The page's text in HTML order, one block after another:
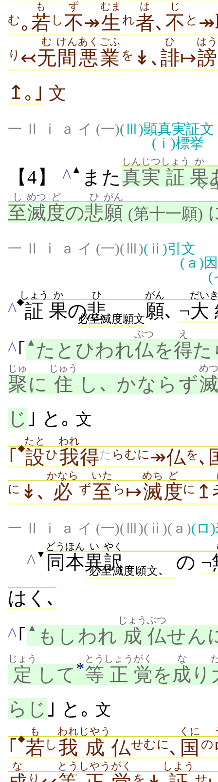
む｡若
も
し 不
ず
↠生
むま
れ者
は
､ 不
じ
と ↠
り ↢无
む
間
けん
悪業
あくごふ
を ↡､ 誹
ひ
↦謗
はう
↥｡｣ 文
一 Ⅱ ⅰ ａ イ (一)(Ⅲ)顕真実証文
(ⅰ)標挙
【4】 ^ ▲ また真実
しんじつ
証
しょう
果
か
マ
至
し
滅
めつ
度
ど
の悲
ひ
願
がん
(第十一願)
一 Ⅱ ⅰ ａ イ (一)(Ⅲ)(ⅱ)引文
(ａ)
(
^◆証
しょう
果
か
の悲
ひ
必至滅度願文願
がん
､ ¬大
だい
^｢ ▲たとひわれ仏
ぶつ
を得
え
聚
じゅ
に 住
じゅう
し､ かならず滅
めつ
じ ｣ と｡ 文
｢ ◆設
たと
ひ我
われ
得た らむに ↠仏を､
に ↡､ 必
かなら
ず至
いた
ら ↦滅
めち
度
ど
に ↥
一 Ⅱ ⅰ ａ イ (一)(Ⅲ)(ⅱ)(ａ)(ロ)
^ ▼ 同本
どうほん
異
い
訳
やく
必至滅度願文､ の ¬
はく､
^｢▲ もしわれ 成
じょう
仏
ぶつ
せん
定
じょう
して*等
とう
正
しょう
覚
がく
を 成
な
り
らじ ｣ と｡ 文
｢ ◆若
も
し 我
われ
成
じやう
仏せむに ､ 国
くに
の
な
り
とう しやう がく
を
しよう
せ